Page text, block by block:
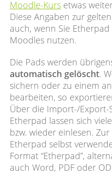
Moodle-Kurs etwas
Diese Angaben zur
auch, wenn Sie
Moodles nutzen.
Die Pads werden
automatisch gelöscht.
sichern oder zu einem
bearbeiten, so
Über die Import-/Export-
Etherpad lassen sich
bzw. wieder einlesen.
Etherpad selbst
Format “Etherpad”,
auch Word, PDF oder